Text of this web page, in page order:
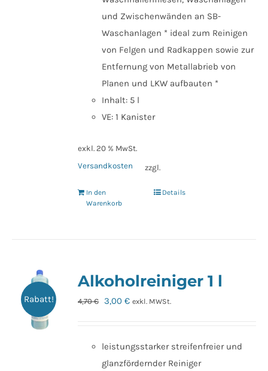
werden
und Zwischenwänden an SB-
Waschanlagen * ideal zum Reinigen
von Felgen und Radkappen sowie zur
Entfernung von Metallabrieb von
Planen und LKW aufbauten *
Inhalt: 5 l
VE: 1 Kanister
exkl. 20 % MwSt.
zzgl.
Versandkosten
In den
Warenkorb
Details
Rabatt!
Alkoholreiniger 1 l
4,70€ Ursprünglicher
4,70 €
3,00€Aktueller
3,00 €.
exkl. MWSt.
leistungsstarker streifenfreier und
glanzfördernder Reiniger